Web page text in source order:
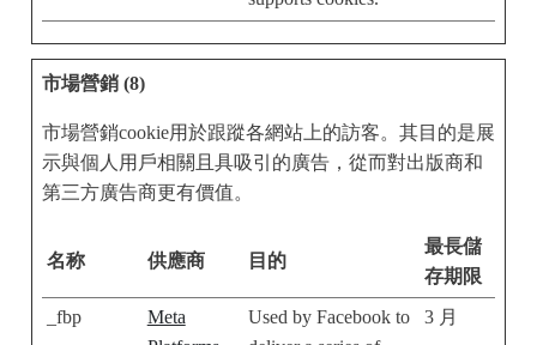
市場營銷 (8)
市場營銷cookie用於跟蹤各網站上的訪客。其目的是展
示與個人用戶相關且具吸引的廣告，從而對出版商和
第三方廣告商更有價值。
名称 供應商 目的
最長儲
存期限
_fbp
Meta
Used by Facebook to
3 月